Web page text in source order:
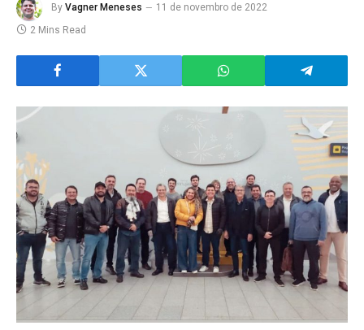
By Vagner Meneses
11 de novembro de 2022
2 Mins Read